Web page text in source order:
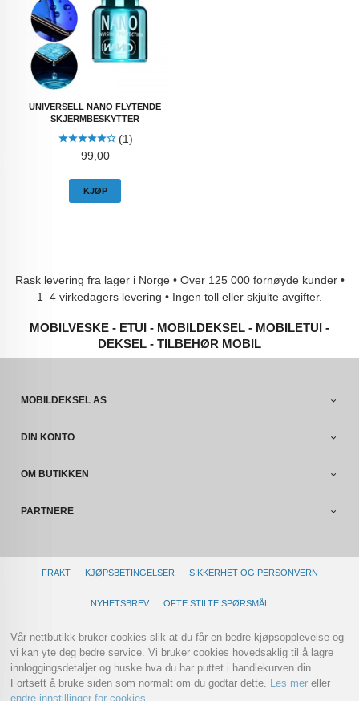
UNIVERSELL NANO FLYTENDE
SKJERMBESKYTTER
(1)
Pris
99,00
KJØP
Rask levering fra lager i Norge • Over 125 000 fornøyde kunder •
1–4 virkedagers levering • Ingen toll eller skjulte avgifter.
MOBILVESKE - ETUI - MOBILDEKSEL - MOBILETUI -
DEKSEL - TILBEHØR MOBIL
MOBILDEKSEL AS
DIN KONTO
OM BUTIKKEN
PARTNERE
FRAKT KJØPSBETINGELSER SIKKERHET OG PERSONVERN
NYHETSBREV OFTE STILTE SPØRSMÅL
Vår nettbutikk bruker cookies slik at du får en bedre kjøpsopplevelse og
vi kan yte deg bedre service. Vi bruker cookies hovedsaklig til å lagre
innloggingsdetaljer og huske hva du har puttet i handlekurven din.
Fortsett å bruke siden som normalt om du godtar dette. Les mer eller
endre innstillinger for cookies.